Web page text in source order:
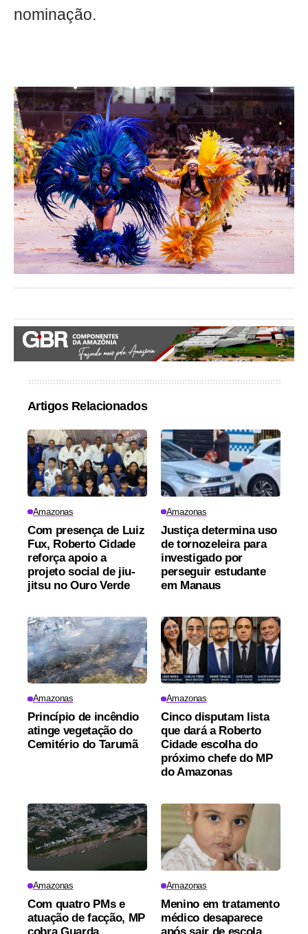
nominação.
Artigos Relacionados
Amazonas
Com presença de Luiz
Fux, Roberto Cidade
reforça apoio a
projeto social de jiu-
jitsu no Ouro Verde
Amazonas
Justiça determina uso
de tornozeleira para
investigado por
perseguir estudante
em Manaus
Amazonas
Princípio de incêndio
atinge vegetação do
Cemitério do Tarumã
Amazonas
Cinco disputam lista
que dará a Roberto
Cidade escolha do
próximo chefe do MP
do Amazonas
Amazonas
Com quatro PMs e
atuação de facção, MP
Amazonas
Menino em tratamento
médico desaparece